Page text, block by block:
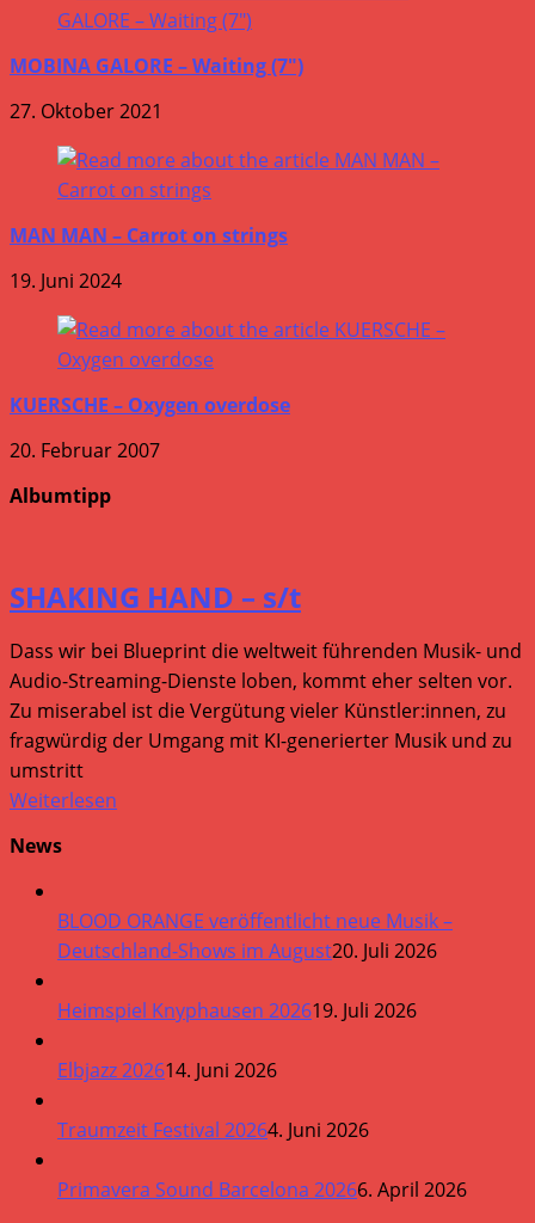
MOBINA GALORE – Waiting (7″)
27. Oktober 2021
MAN MAN – Carrot on strings
19. Juni 2024
KUERSCHE – Oxygen overdose
20. Februar 2007
Albumtipp
SHAKING HAND – s/t
Dass wir bei Blueprint die weltweit führenden Musik- und
Audio-Streaming-Dienste loben, kommt eher selten vor.
Zu miserabel ist die Vergütung vieler Künstler:innen, zu
fragwürdig der Umgang mit KI-generierter Musik und zu
umstritt
Weiterlesen
News
BLOOD ORANGE veröffentlicht neue Musik –
Deutschland-Shows im August20. Juli 2026
Heimspiel Knyphausen 202619. Juli 2026
Elbjazz 202614. Juni 2026
Traumzeit Festival 20264. Juni 2026
Primavera Sound Barcelona 20266. April 2026